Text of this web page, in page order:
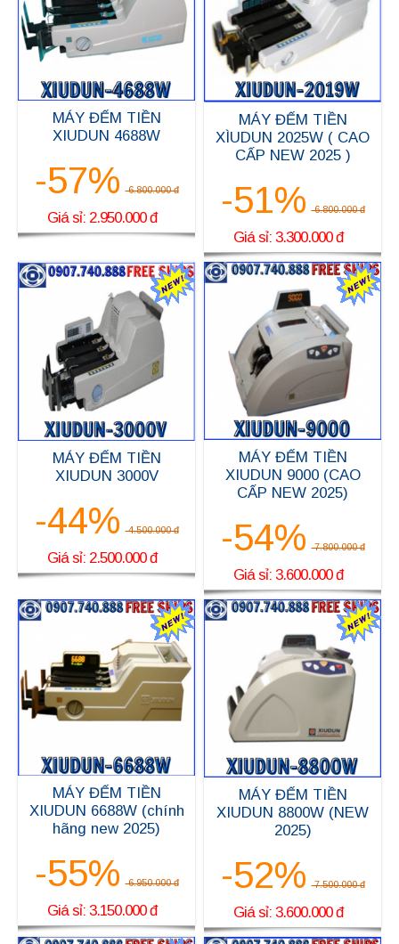
MÁY ĐẾM TIỀN
XIUDUN 4688W
-57% 6.800.000 đ
Giá sỉ: 2.950.000 đ
MÁY ĐẾM TIỀN
XÌUDUN 2025W ( CAO
CẤP NEW 2025 )
-51% 6.800.000 đ
Giá sỉ: 3.300.000 đ
MÁY ĐẾM TIỀN
XIUDUN 3000V
-44% 4.500.000 đ
Giá sỉ: 2.500.000 đ
MÁY ĐẾM TIỀN
XIUDUN 9000 (CAO
CẤP NEW 2025)
-54% 7.800.000 đ
Giá sỉ: 3.600.000 đ
MÁY ĐẾM TIỀN
XIUDUN 6688W (chính
hãng new 2025)
-55% 6.950.000 đ
Giá sỉ: 3.150.000 đ
MÁY ĐẾM TIỀN
XIUDUN 8800W (NEW
2025)
-52% 7.500.000 đ
Giá sỉ: 3.600.000 đ